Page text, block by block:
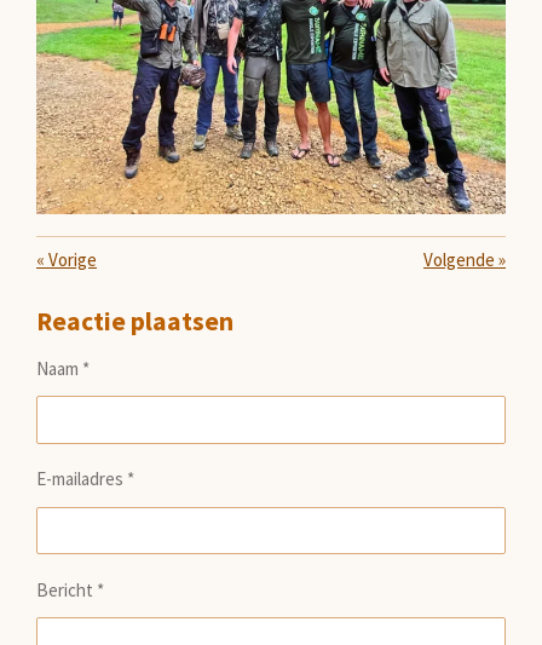
« Vorige Volgende »
Reactie plaatsen
Naam *
E-mailadres *
Bericht *